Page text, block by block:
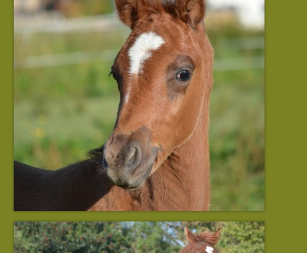
Junerys de La Lyre
Jarhlane de La Lyre
Jelysandre de La Lyre
Jarryn de La Lyre
Koberyn de La Lyre
Kaario de La Lyre
Kratos de La Lyre
Luneria de La Lyre